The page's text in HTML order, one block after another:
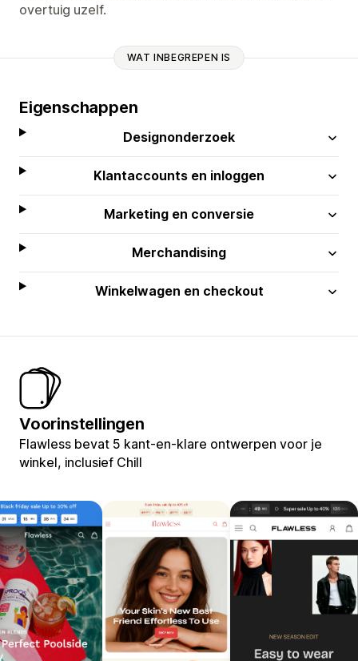
overtuig uzelf.
WAT INBEGREPEN IS
Eigenschappen
Designonderzoek
Klantaccounts en inloggen
Marketing en conversie
Merchandising
Winkelwagen en checkout
Voorinstellingen
Flawless bevat 5 kant-en-klare ontwerpen voor je
winkel, inclusief Chill